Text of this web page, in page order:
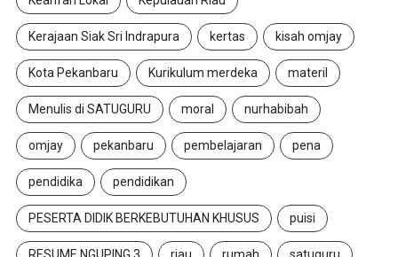
Kerajaan Siak Sri Indrapura kertas kisah omjay
Kota Pekanbaru Kurikulum merdeka materil
Menulis di SATUGURU moral nurhabibah
omjay pekanbaru pembelajaran pena
pendidika pendidikan
PESERTA DIDIK BERKEBUTUHAN KHUSUS puisi